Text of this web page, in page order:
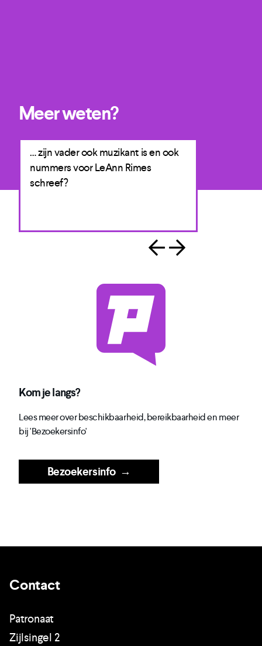
Meer weten?
… zijn vader ook muzikant is en ook
nummers voor LeAnn Rimes
schreef?
Kom je langs?
Lees meer over beschikbaarheid, bereikbaarheid en meer
bij 'Bezoekersinfo'
Bezoekersinfo→
Contact
Patronaat
Zijlsingel 2